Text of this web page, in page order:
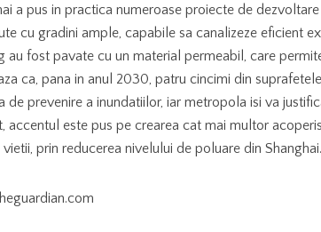
a pus in practica numeroase proiecte de
cu gradini ample, capabile sa canalizeze eficient
au fost pavate cu un material permeabil, care
ca, pana in anul 2030, patru cincimi din
de prevenire a inundatiilor, iar metropola isi va
accentul este pus pe crearea cat mai multor
prin reducerea nivelului de poluare din Shanghai.